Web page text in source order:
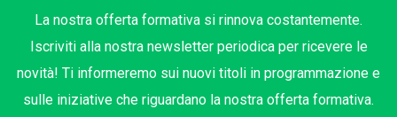
La nostra offerta formativa si rinnova costantemente.
Iscriviti alla nostra newsletter periodica per ricevere le
novità! Ti informeremo sui nuovi titoli in programmazione e
sulle iniziative che riguardano la nostra offerta formativa.